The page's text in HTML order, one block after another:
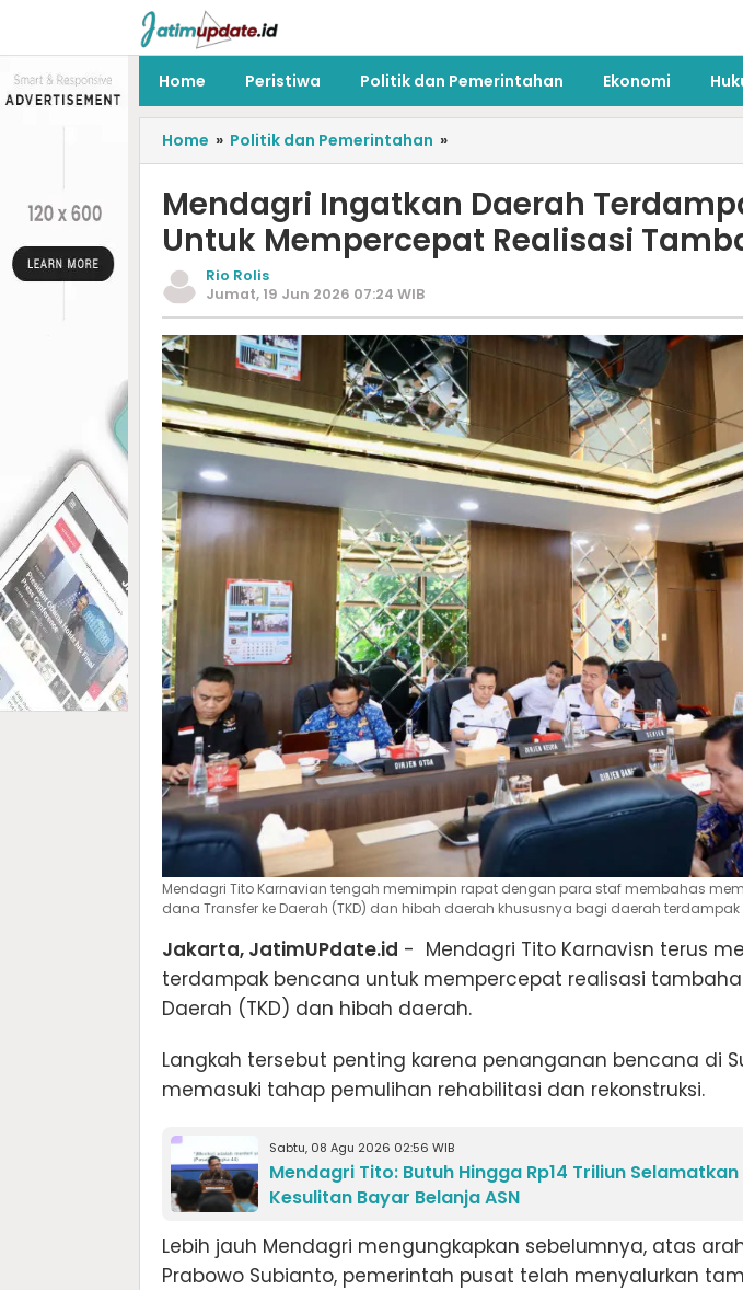
Home Peristiwa Politik dan Pemerintahan Ekonomi
Home » Politik dan Pemerintahan »
Mendagri Ingatkan Daerah
Untuk Mempercepat Realisasi
Rio Rolis
Jumat, 19 Jun 2026 07:24 WIB
Mendagri Tito Karnavian tengah memimpin rapat dengan para staf membahas
dana Transfer ke Daerah (TKD) dan hibah daerah khususnya bagi daerah
Jakarta, JatimUPdate.id - Mendagri Tito Karnavisn terus
terdampak bencana untuk mempercepat realisasi
Daerah (TKD) dan hibah daerah.
Langkah tersebut penting karena penanganan bencana di
memasuki tahap pemulihan rehabilitasi dan rekonstruksi.
Sabtu, 08 Agu 2026 02:56 WIB
Mendagri Tito: Butuh Hingga Rp14 Triliun
Kesulitan Bayar Belanja ASN
Lebih jauh Mendagri mengungkapkan sebelumnya, atas
Prabowo Subianto, pemerintah pusat telah menyalurkan